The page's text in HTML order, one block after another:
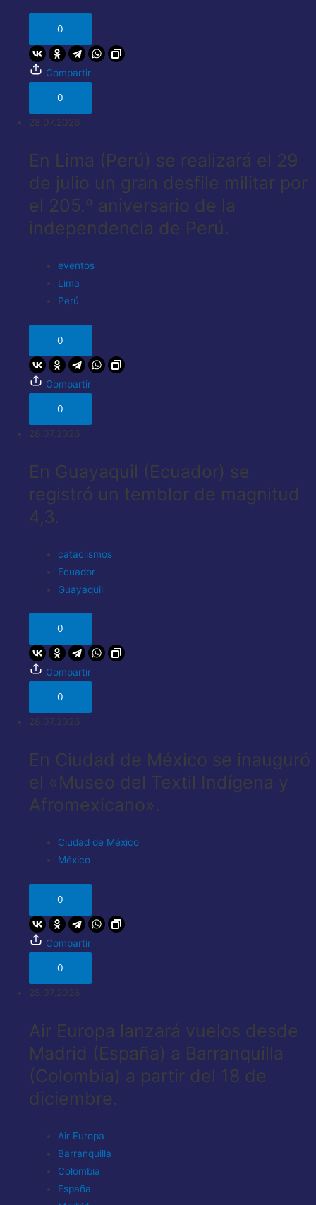
0
Compartir
0
28.07.2026
En Lima (Perú) se realizará el 29
de julio un gran desfile militar por
el 205.º aniversario de la
independencia de Perú.
eventos
Lima
Perú
0
Compartir
0
28.07.2026
En Guayaquil (Ecuador) se
registró un temblor de magnitud
4,3.
cataclismos
Ecuador
Guayaquil
0
Compartir
0
28.07.2026
En Ciudad de México se inauguró
el «Museo del Textil Indígena y
Afromexicano».
Ciudad de México
México
0
Compartir
0
28.07.2026
Air Europa lanzará vuelos desde
Madrid (España) a Barranquilla
(Colombia) a partir del 18 de
diciembre.
Air Europa
Barranquilla
Colombia
España